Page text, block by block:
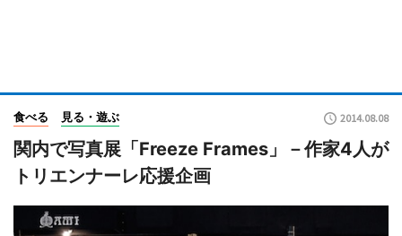
食べる 見る・遊ぶ 2014.08.08
関内で写真展「Freeze Frames」－作家4人が
トリエンナーレ応援企画